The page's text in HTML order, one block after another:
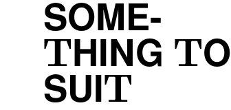
SOME-
THING TO
SUIT